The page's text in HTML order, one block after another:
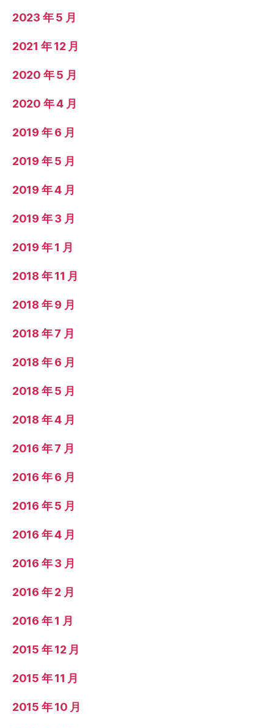
2023 年 5 月
2021 年 12 月
2020 年 5 月
2020 年 4 月
2019 年 6 月
2019 年 5 月
2019 年 4 月
2019 年 3 月
2019 年 1 月
2018 年 11 月
2018 年 9 月
2018 年 7 月
2018 年 6 月
2018 年 5 月
2018 年 4 月
2016 年 7 月
2016 年 6 月
2016 年 5 月
2016 年 4 月
2016 年 3 月
2016 年 2 月
2016 年 1 月
2015 年 12 月
2015 年 11 月
2015 年 10 月